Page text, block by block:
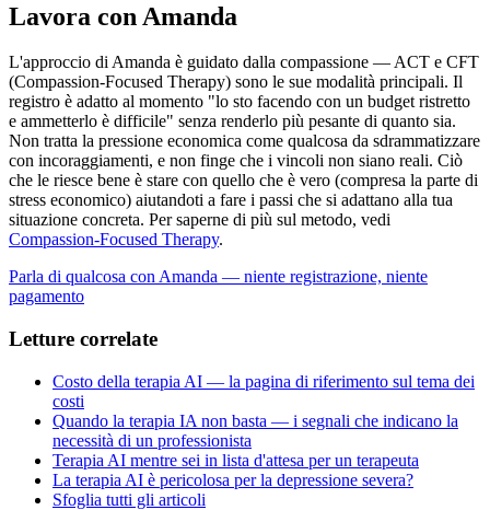
Lavora con Amanda
L'approccio di Amanda è guidato dalla compassione — ACT e CFT
(Compassion-Focused Therapy) sono le sue modalità principali. Il
registro è adatto al momento "lo sto facendo con un budget ristretto
e ammetterlo è difficile" senza renderlo più pesante di quanto sia.
Non tratta la pressione economica come qualcosa da sdrammatizzare
con incoraggiamenti, e non finge che i vincoli non siano reali. Ciò
che le riesce bene è stare con quello che è vero (compresa la parte di
stress economico) aiutandoti a fare i passi che si adattano alla tua
situazione concreta. Per saperne di più sul metodo, vedi
Compassion-Focused Therapy.
Parla di qualcosa con Amanda — niente registrazione, niente
pagamento
Letture correlate
Costo della terapia AI — la pagina di riferimento sul tema dei
costi
Quando la terapia IA non basta — i segnali che indicano la
necessità di un professionista
Terapia AI mentre sei in lista d'attesa per un terapeuta
La terapia AI è pericolosa per la depressione severa?
Sfoglia tutti gli articoli